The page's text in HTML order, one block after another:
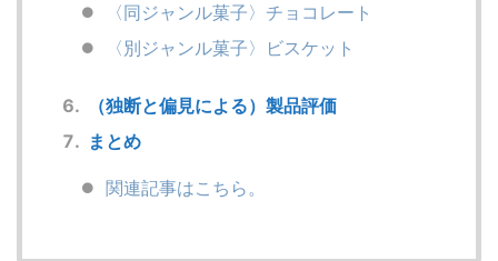
〈同ジャンル菓子〉チョコレート
〈別ジャンル菓子〉ビスケット
（独断と偏見による）製品評価
まとめ
関連記事はこちら。